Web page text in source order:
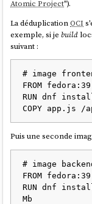
Atomic Project").
La déduplicationOCI
exemple, si je build
suivant :
# image
FROM
RUN dnf
Puis une seconde
# image
FROM
RUN dnf
Mb